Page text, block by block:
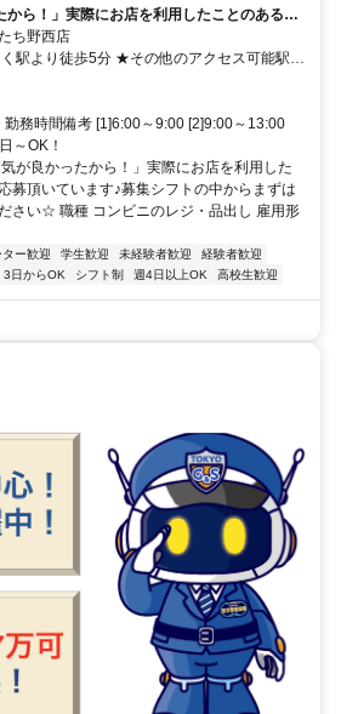
から！」実際にお店を利用したことのある方
募集シフトの中からまずは好きな時間をお選
ち野西店
駅より徒歩5分 ★その他のアクセス可能駅/
駅、龍ケ崎市駅 ★国道6号線沿い、ひたち野
ば(ヨークベニマル近く)
勤務時間備考 [1]6:00～9:00 [2]9:00～13:00
～OK！
が良かったから！」実際にお店を利用した
募頂いています♪募集シフトの中からまずは
さい☆ 職種 コンビニのレジ・品出し 雇用形
ター歓迎 学生歓迎 未経験者歓迎
経験者歓迎
3日からOK シフト制 週4日以上OK 高校生歓迎